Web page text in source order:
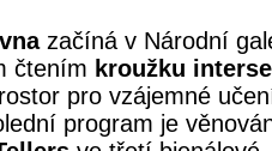
začíná v Národní
čtením kroužku
pro vzájemné
program je